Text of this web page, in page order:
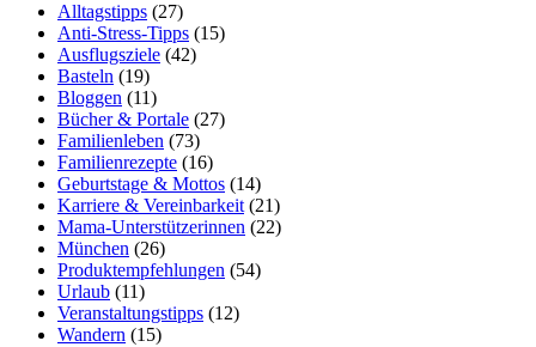
Alltagstipps (27)
Anti-Stress-Tipps (15)
Ausflugsziele (42)
Basteln (19)
Bloggen (11)
Bücher & Portale (27)
Familienleben (73)
Familienrezepte (16)
Geburtstage & Mottos (14)
Karriere & Vereinbarkeit(21)
Mama-Unterstützerinnen (22)
München (26)
Produktempfehlungen (54)
Urlaub (11)
Veranstaltungstipps (12)
Wandern (15)